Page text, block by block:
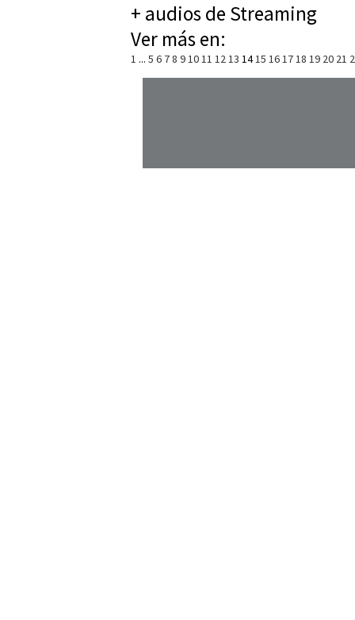
+ audios de Streaming
Ver más en:
1 ... 5 6 78 91011 1213 1415 161718 19 20 21